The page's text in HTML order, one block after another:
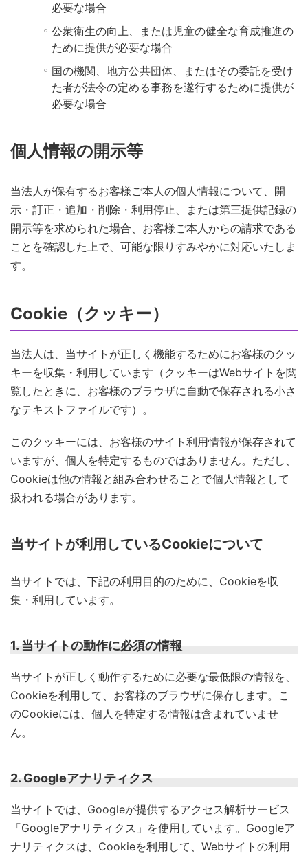
必要な場合
公衆衛生の向上、または児童の健全な育成推進の
ために提供が必要な場合
国の機関、地方公共団体、またはその委託を受け
た者が法令の定める事務を遂行するために提供が
必要な場合
個人情報の開示等
当法人が保有するお客様ご本人の個人情報について、開
示・訂正・追加・削除・利用停止、または第三提供記録の
開示等を求められた場合、お客様ご本人からの請求である
ことを確認した上で、可能な限りすみやかに対応いたしま
す。
Cookie（クッキー）
当法人は、当サイトが正しく機能するためにお客様のクッ
キーを収集・利用しています（クッキーはWebサイトを閲
覧したときに、お客様のブラウザに自動で保存される小さ
なテキストファイルです）。
このクッキーには、お客様のサイト利用情報が保存されて
いますが、個人を特定するものではありません。ただし、
Cookieは他の情報と組み合わせることで個人情報として
扱われる場合があります。
当サイトが利用しているCookieについて
当サイトでは、下記の利用目的のために、Cookieを収
集・利用しています。
1. 当サイトの動作に必須の情報
当サイトが正しく動作するために必要な最低限の情報を、
Cookieを利用して、お客様のブラウザに保存します。こ
のCookieには、個人を特定する情報は含まれていませ
ん。
2. Googleアナリティクス
当サイトでは、Googleが提供するアクセス解析サービス
「Googleアナリティクス」を使用しています。Googleア
ナリティクスは、Cookieを利用して、Webサイトの利用